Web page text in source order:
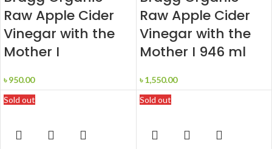
Raw Apple Cider
Vinegar with the
Mother I
৳950.00
Raw Apple Cider
Vinegar with the
Mother I 946 ml
৳1,550.00
Sold out
Sold out